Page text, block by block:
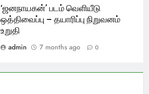
‘ஜனநாயகன்’ படம் வெளியீடு
ஒத்திவைப்பு – தயாரிப்பு நிறுவனம்
உறுதி
admin
7 months ago 0